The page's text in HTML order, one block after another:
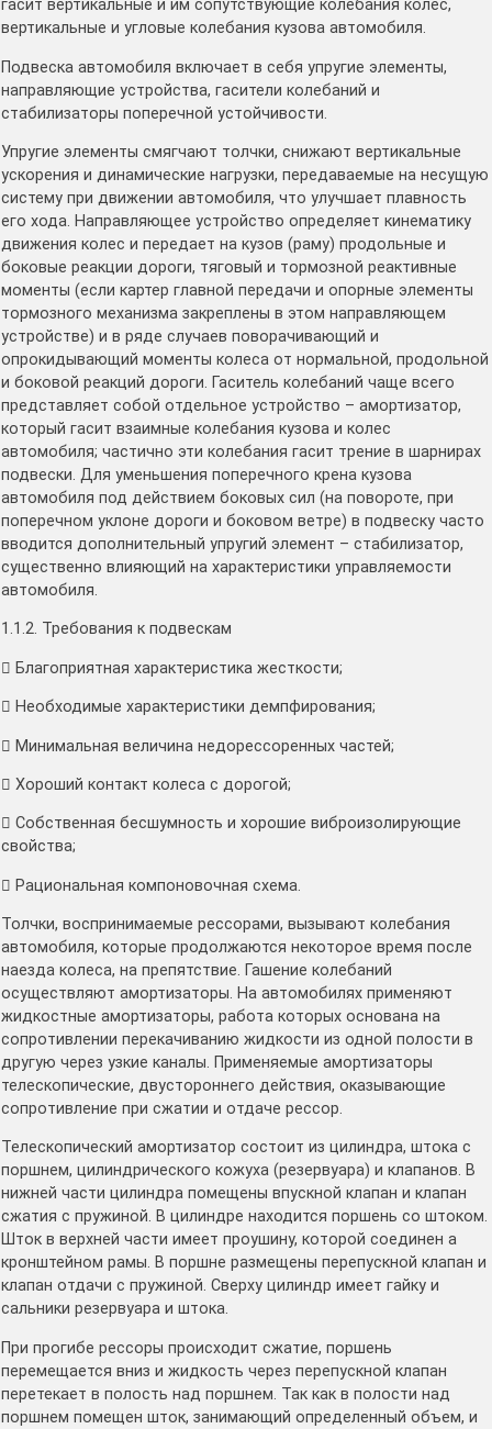
гасит вертикальные и им сопутствующие колебания колес,
вертикальные и угловые колебания кузова автомобиля.
Подвеска автомобиля включает в себя упругие элементы,
направляющие устройства, гасители колебаний и
стабилизаторы поперечной устойчивости.
Упругие элементы смягчают толчки, снижают вертикальные
ускорения и динамические нагрузки, передаваемые на несущую
систему при движении автомобиля, что улучшает плавность
его хода. Направляющее устройство определяет кинематику
движения колес и передает на кузов (раму) продольные и
боковые реакции дороги, тяговый и тормозной реактивные
моменты (если картер главной передачи и опорные элементы
тормозного механизма закреплены в этом направляющем
устройстве) и в ряде случаев поворачивающий и
опрокидывающий моменты колеса от нормальной, продольной
и боковой реакций дороги. Гаситель колебаний чаще всего
представляет собой отдельное устройство – амортизатор,
который гасит взаимные колебания кузова и колес
автомобиля; частично эти колебания гасит трение в шарнирах
подвески. Для уменьшения поперечного крена кузова
автомобиля под действием боковых сил (на повороте, при
поперечном уклоне дороги и боковом ветре) в подвеску часто
вводится дополнительный упругий элемент – стабилизатор,
существенно влияющий на характеристики управляемости
автомобиля.
1.1.2. Требования к подвескам
 Благоприятная характеристика жесткости;
 Необходимые характеристики демпфирования;
 Минимальная величина недорессоренных частей;
 Хороший контакт колеса с дорогой;
 Собственная бесшумность и хорошие виброизолирующие
свойства;
 Рациональная компоновочная схема.
Толчки, воспринимаемые рессорами, вызывают колебания
автомобиля, которые продолжаются некоторое время после
наезда колеса, на препятствие. Гашение колебаний
осуществляют амортизаторы. На автомобилях применяют
жидкостные амортизаторы, работа которых основана на
сопротивлении перекачиванию жидкости из одной полости в
другую через узкие каналы. Применяемые амортизаторы
телескопические, двустороннего действия, оказывающие
сопротивление при сжатии и отдаче рессор.
Телескопический амортизатор состоит из цилиндра, штока с
поршнем, цилиндрического кожуха (резервуара) и клапанов. В
нижней части цилиндра помещены впускной клапан и клапан
сжатия с пружиной. В цилиндре находится поршень со штоком.
Шток в верхней части имеет проушину, которой соединен а
кронштейном рамы. В поршне размещены перепускной клапан и
клапан отдачи с пружиной. Сверху цилиндр имеет гайку и
сальники резервуара и штока.
При прогибе рессоры происходит сжатие, поршень
перемещается вниз и жидкость через перепускной клапан
перетекает в полость над поршнем. Так как в полости над
поршнем помещен шток, занимающий определенный объем, и